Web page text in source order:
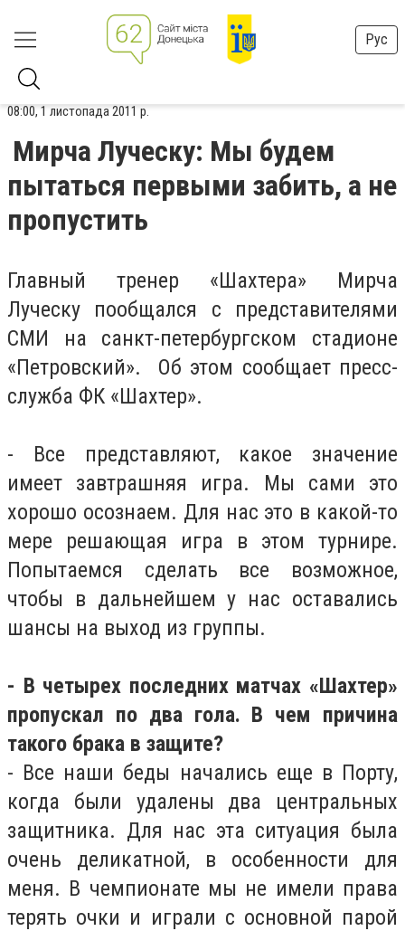
Рус
08:00, 1 листопада 2011 р.
Мирча Луческу: Мы будем
пытаться первыми забить, а не
пропустить
Главный тренер «Шахтера» Мирча
Луческу пообщался с представителями
СМИ на санкт-петербургском стадионе
«Петровский». Об этом сообщает пресс-
служба ФК «Шахтер».
- Все представляют, какое значение
имеет завтрашняя игра. Мы сами это
хорошо осознаем. Для нас это в какой-то
мере решающая игра в этом турнире.
Попытаемся сделать все возможное,
чтобы в дальнейшем у нас оставались
шансы на выход из группы.
- В четырех последних матчах «Шахтер»
пропускал по два гола. В чем причина
такого брака в защите?
- Все наши беды начались еще в Порту,
когда были удалены два центральных
защитника. Для нас эта ситуация была
очень деликатной, в особенности для
меня. В чемпионате мы не имели права
терять очки и играли с основной парой